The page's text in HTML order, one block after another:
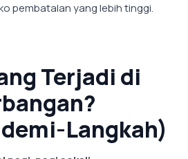
pembatalan yang lebih tinggi.
Terjadi di
Langkah)